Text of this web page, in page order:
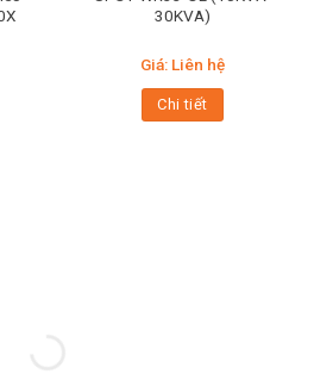
30KVA)
Giá: Liên hệ
Chi tiết